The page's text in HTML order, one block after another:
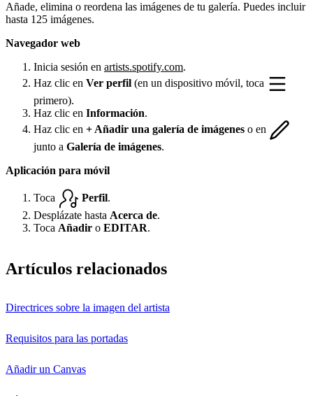
Añade, elimina o reordena las imágenes de tu galería. Puedes incluir
hasta 125 imágenes.
Navegador web
Inicia sesión en artists.spotify.com.
Haz clic en Ver perfil (en un dispositivo móvil, toca
primero).
Haz clic en Información.
Haz clic en + Añadir una galería de imágenes o en
junto a Galería de imágenes.
Aplicación para móvil
Toca Perfil.
Desplázate hasta Acerca de.
Toca Añadir o EDITAR.
Artículos relacionados
Directrices sobre la imagen del artista
Requisitos para las portadas
Añadir un Canvas